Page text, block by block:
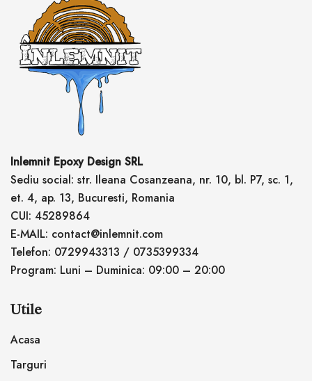
Inlemnit Epoxy Design SRL
Sediu social: str. Ileana Cosanzeana, nr. 10, bl. P7, sc. 1,
et. 4, ap. 13, Bucuresti, Romania
CUI: 45289864
E-MAIL: contact@inlemnit.com
Telefon: 0729943313 / 0735399334
Program: Luni – Duminica: 09:00 – 20:00
Utile
Acasa
Targuri